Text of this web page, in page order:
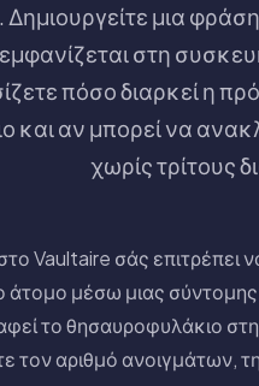
Δημιουργείτε μια
στη
πόσο διαρκεί η
και αν μπορεί να
χωρίς τρίτους
Vaultaire σάς επιτρέπει
μέσω μιας
το θησαυροφυλάκιο
τον αριθμό ανοιγμάτων,